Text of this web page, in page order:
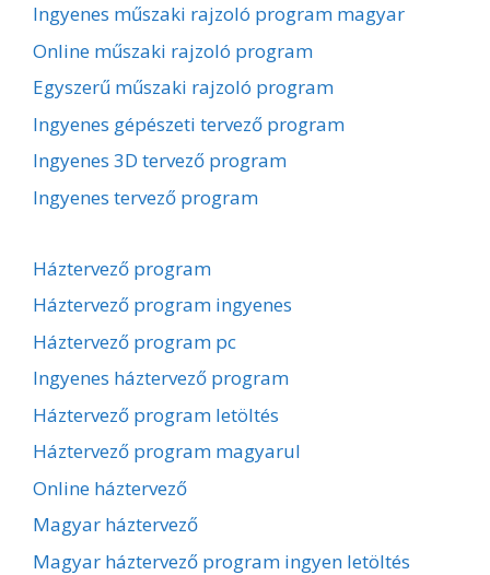
Ingyenes műszaki rajzoló program magyar
Online műszaki rajzoló program
Egyszerű műszaki rajzoló program
Ingyenes gépészeti tervező program
Ingyenes 3D tervező program
Ingyenes tervező program
Háztervező program
Háztervező program ingyenes
Háztervező program pc
Ingyenes háztervező program
Háztervező program letöltés
Háztervező program magyarul
Online háztervező
Magyar háztervező
Magyar háztervező program ingyen letöltés